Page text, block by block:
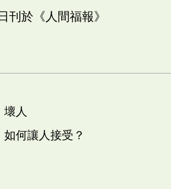
刊於《人間福報》
人
何讓人接受？